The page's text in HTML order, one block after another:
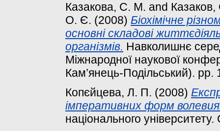
Казакова, С. М. and
О. Є. (2008) Біохімічне
основні складові
організмів. Навколишнє
Міжнародної наукової
Кам’янець-Подільський). pp.
Копєйцева, Л. П. (2008)
імперативних форм
національного